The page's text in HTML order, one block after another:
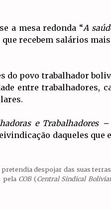
a mesa redonda “A
recebem salários
do povo trabalhador
entre trabalhadores,
e Trabalhadores
daqueles
pretendia despojar das suas
pela COB(Central Sindical